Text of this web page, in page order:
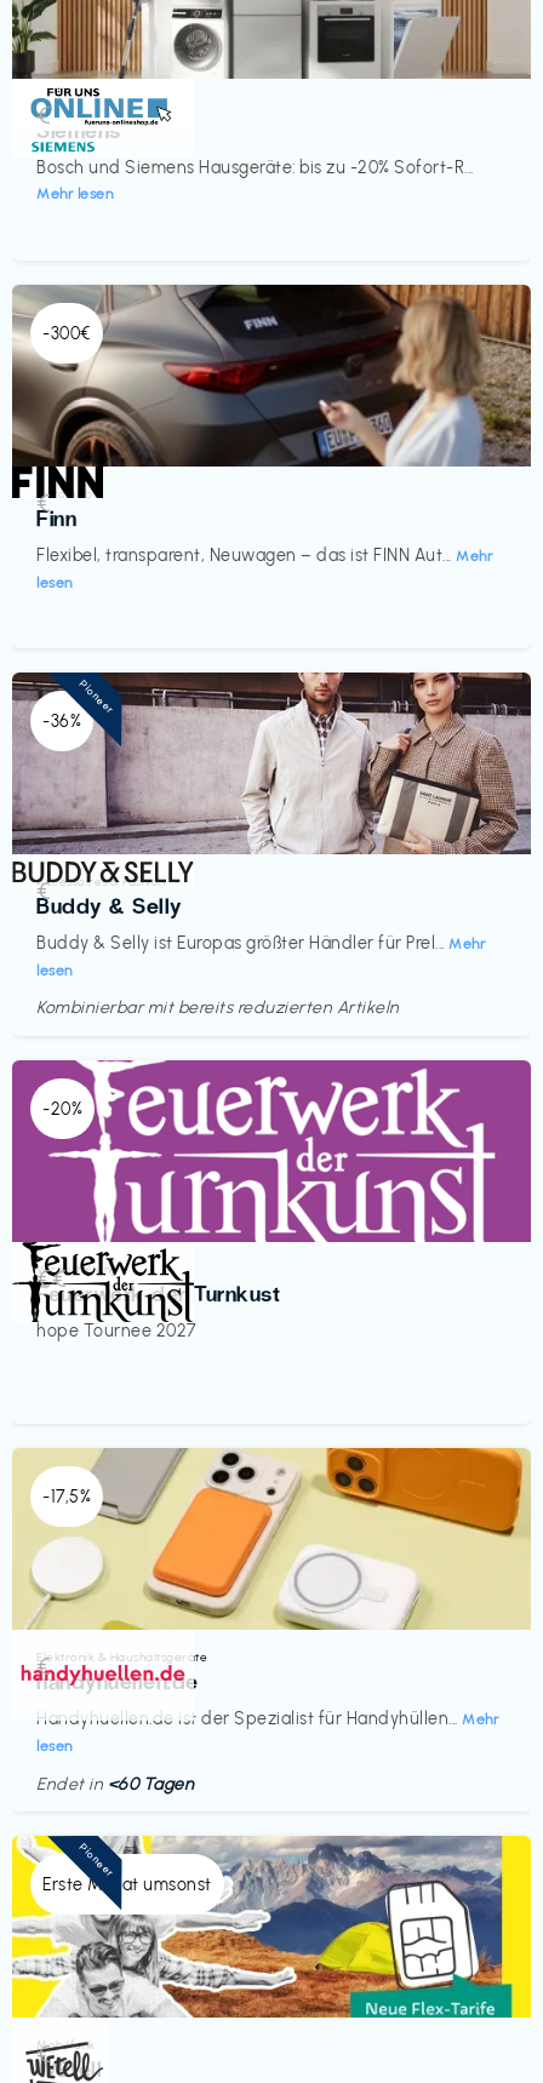
Küche & Haushalt
Siemens
Bosch und Siemens Hausgeräte: bis zu -20% Sofort-R...
Mehr lesen
€‎
-300€
Automobil
Finn
Flexibel, transparent, Neuwagen – das ist FINN Aut... Mehr
lesen
€‎
-36%
Accessoires & Fashion
Buddy & Selly
Buddy & Selly ist Europas größter Händler für Prel... Mehr
lesen
€‎
Kombinierbar mit bereits reduzierten Artikeln
Pioneer
-20%
Veranstaltung
Feuerwerk der Turnkust
hope Tournee 2027
€€‎
-17,5%
Elektronik & Haushaltsgeräte
handyhuellen.de
Handyhuellen.de ist der Spezialist für Handyhüllen... Mehr
lesen
€‎
Endet in <60 Tagen
Erste Monat umsonst
Mobilfunk
WEtell
€‎
Pioneer